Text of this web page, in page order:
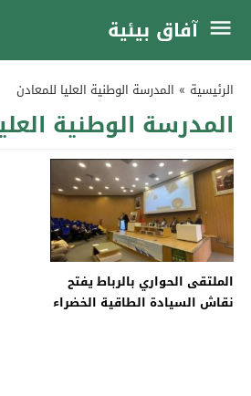
آفاق بيئية
الرئيسية » المدرسة الوطنية العليا للمعادن
المدرسة الوطنية
الملتقى الحواري بالرباط يفتح
نقاش السيادة الطاقية الخضراء